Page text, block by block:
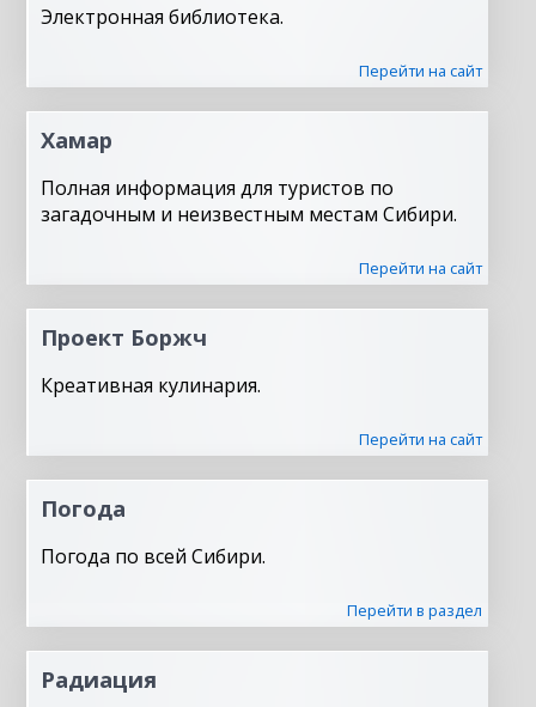
Электронная библиотека.
Перейти на сайт
Хамар
Полная информация для туристов по
загадочным и неизвестным местам Сибири.
Перейти на сайт
Проект Боржч
Креативная кулинария.
Перейти на сайт
Погода
Погода по всей Сибири.
Перейти в раздел
Радиация